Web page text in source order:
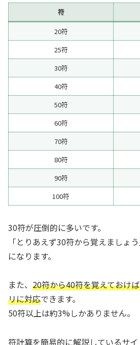
符
20符
25符
30符
40符
50符
60符
70符
80符
90符
100符
30符が圧倒的に多いです。
「とりあえず30符から覚えましょ
になります。
また、 20符から40符を覚えておけ
リに対応できます。
50符以上は約3%しかありません。
符計算を簡易的に解説しているサイ